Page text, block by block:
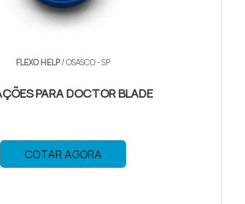
FLEXO HELP/ OSASCO - SP
PARA DOCTOR BLADE
COTAR AGORA